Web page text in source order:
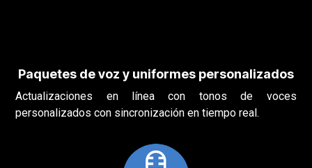
Paquetes de voz y uniformes personalizados
Actualizaciones en línea con tonos de voces
personalizados con sincronización en tiempo real.